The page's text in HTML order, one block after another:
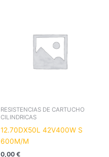
RESISTENCIAS DE CARTUCHO
CILINDRICAS
12.70DX50L 42V400W S
600M/M
0,00 €